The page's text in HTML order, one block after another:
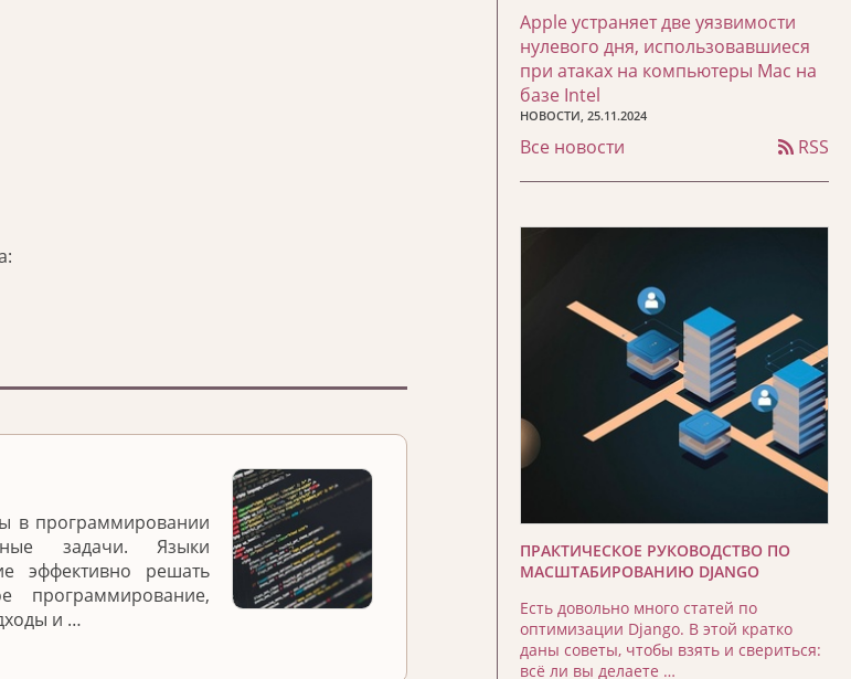
в программировании
задачи. Языки
эффективно решать
программирование,
и …
Apple устраняет две уязвимости
нулевого дня, использовавшиеся
при атаках на компьютеры Mac на
базе Intel
НОВОСТИ, 25.11.2024
Все новости RSS
ПРАКТИЧЕСКОЕ РУКОВОДСТВО ПО
МАСШТАБИРОВАНИЮ DJANGO
Есть довольно много статей по
оптимизации Django. В этой кратко
даны советы, чтобы взять и свериться:
всё ли вы делаете …